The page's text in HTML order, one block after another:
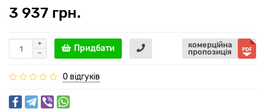
3 937 грн.
Придбати
комерційна
пропозиція
0 відгуків